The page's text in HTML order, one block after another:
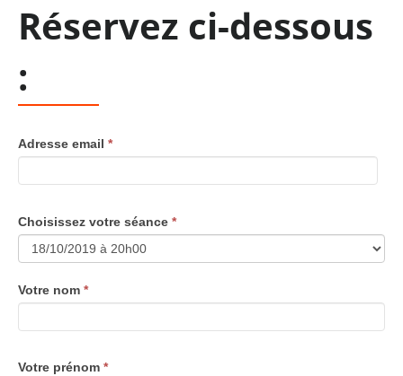
Réservez ci-dessous
:
Adresse email *
Choisissez votre séance *
Votre nom *
Votre prénom *